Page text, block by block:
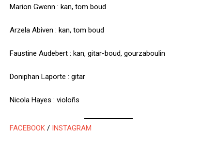
Marion Gwenn : kan, tom boud
Arzela Abiven : kan, tom boud
Faustine Audebert : kan, gitar-boud, gourzaboulin
Doniphan Laporte : gitar
Nicola Hayes : violoñs
FACEBOOK / INSTAGRAM